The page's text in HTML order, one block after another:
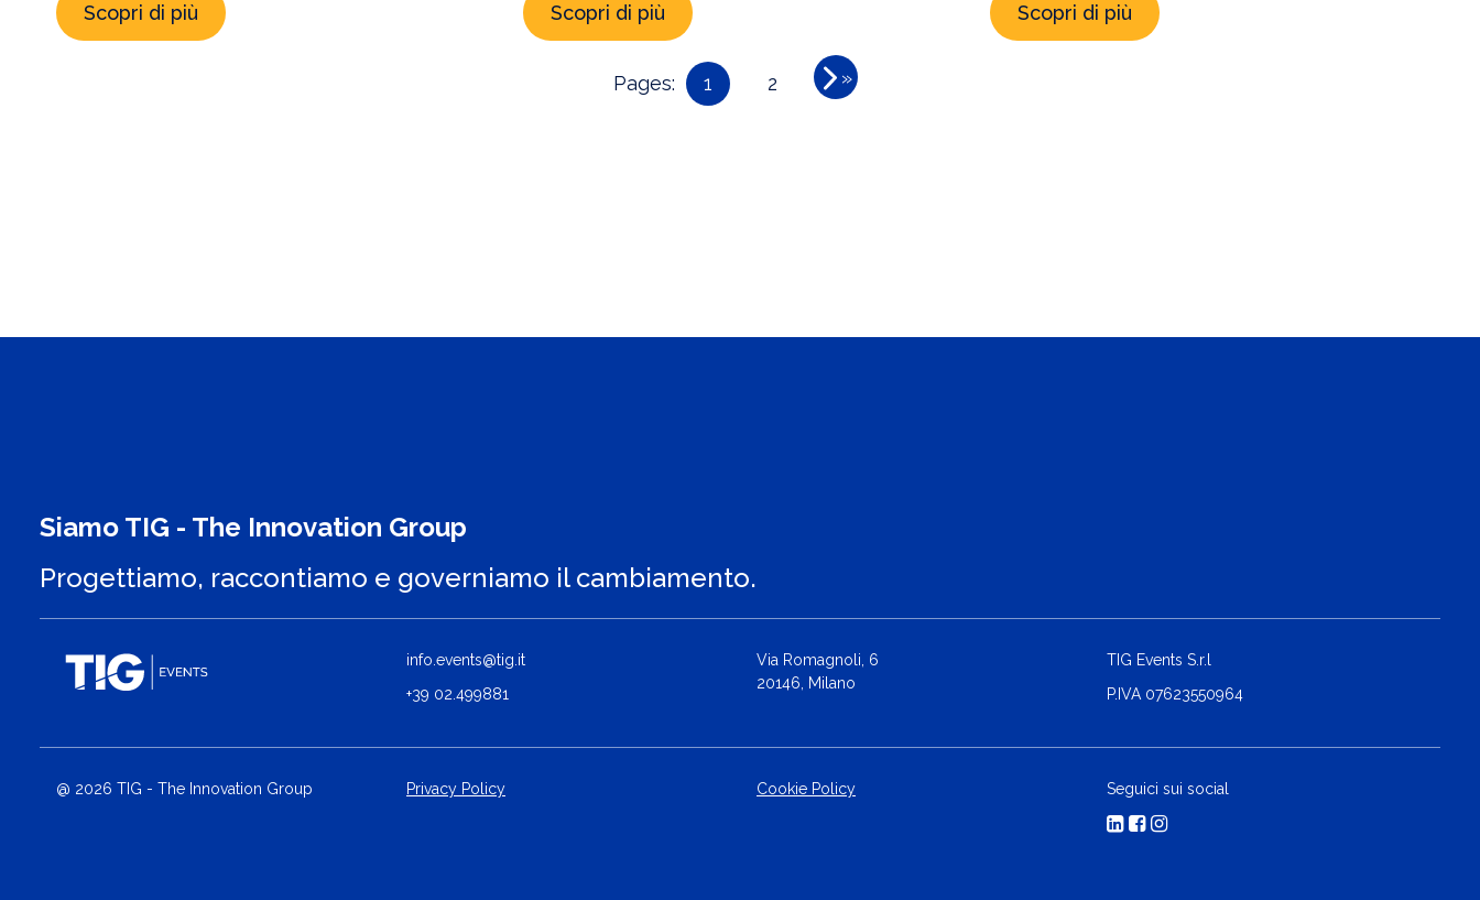
Scopri di più Scopri di più
Scopri di più
Pages: 1 2 »
Siamo TIG - The Innovation Group
Progettiamo, raccontiamo e governiamo il cambiamento.
info.events@tig.it
+39 02.499881
Via Romagnoli, 6
20146, Milano
TIG Events S.r.l
P.IVA 07623550964
@ 2026 TIG - The Innovation Group Privacy Policy Cookie Policy Seguici sui social